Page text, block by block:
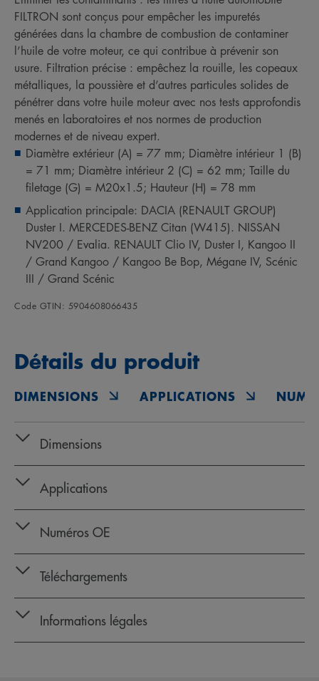
FILTRON sont conçus pour empêcher les impuretés
générées dans la chambre de combustion de contaminer
l’huile de votre moteur, ce qui contribue à prévenir son
usure. Filtration précise : empêchez la rouille, les copeaux
métalliques, la poussière et d’autres particules solides de
pénétrer dans votre huile moteur avec nos tests approfondis
menés en laboratoires et nos normes de production
modernes et de niveau expert.
Diamètre extérieur (A) = 77 mm; Diamètre intérieur 1 (B)
= 71 mm; Diamètre intérieur 2 (C) = 62 mm; Taille du
filetage (G) = M20x1.5; Hauteur (H) = 78 mm
Application principale: DACIA (RENAULT GROUP)
Duster I. MERCEDES-BENZ Citan (W415). NISSAN
NV200 / Evalia. RENAULT Clio IV, Duster I, Kangoo II
/ Grand Kangoo / Kangoo Be Bop, Mégane IV, Scénic
III / Grand Scénic
Code GTIN: 5904608066435
Détails du produit
DIMENSIONS APPLICATIONS
Dimensions
Applications
Numéros OE
Téléchargements
Informations légales